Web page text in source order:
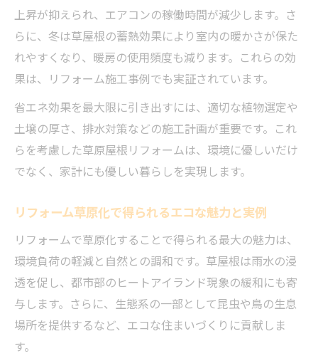
上昇が抑えられ、エアコンの稼働時間が減少します。さ
らに、冬は草屋根の蓄熱効果により室内の暖かさが保た
れやすくなり、暖房の使用頻度も減ります。これらの効
果は、リフォーム施工事例でも実証されています。
省エネ効果を最大限に引き出すには、適切な植物選定や
土壌の厚さ、排水対策などの施工計画が重要です。これ
らを考慮した草原屋根リフォームは、環境に優しいだけ
でなく、家計にも優しい暮らしを実現します。
リフォーム草原化で得られるエコな魅力と実例
リフォームで草原化することで得られる最大の魅力は、
環境負荷の軽減と自然との調和です。草屋根は雨水の浸
透を促し、都市部のヒートアイランド現象の緩和にも寄
与します。さらに、生態系の一部として昆虫や鳥の生息
場所を提供するなど、エコな住まいづくりに貢献しま
す。